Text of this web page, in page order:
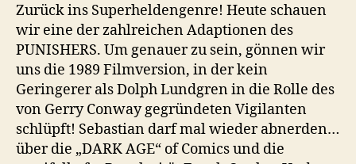
Zurück ins Superheldengenre! Heute schauen
wir eine der zahlreichen Adaptionen des
PUNISHERS. Um genauer zu sein, gönnen wir
uns die 1989 Filmversion, in der kein
Geringerer als Dolph Lundgren in die Rolle des
von Gerry Conway gegründeten Vigilanten
schlüpft! Sebastian darf mal wieder abnerden…
über die „DARK AGE“ of Comics und die